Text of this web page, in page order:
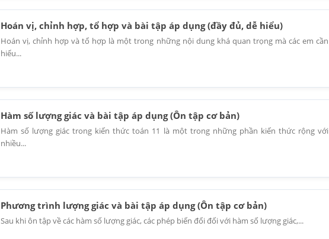
Hoán vị, chỉnh hợp, tổ hợp và bài tập áp dụng (đầy đủ, dễ hiểu)
Hoán vị, chỉnh hợp và tổ hợp là một trong những nội dung khá quan trọng mà các em cần
hiểu...
Hàm số lượng giác và bài tập áp dụng (Ôn tập cơ bản)
Hàm số lượng giác trong kiến thức toán 11 là một trong những phần kiến thức rộng với
nhiều...
Phương trình lượng giác và bài tập áp dụng (Ôn tập cơ bản)
Sau khi ôn tập về các hàm số lượng giác, các phép biến đổi đối với hàm số lượng giác,...